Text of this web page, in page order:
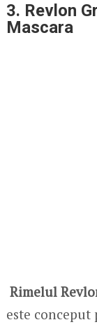
3. Revlon
Mascara
Rimelul
este